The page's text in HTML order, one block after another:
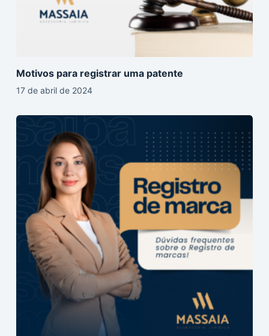
Motivos para registrar uma patente
17 de abril de 2024